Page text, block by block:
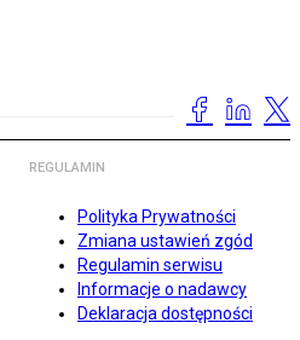
REGULAMIN
Polityka Prywatności
Zmiana ustawień zgód
Regulamin serwisu
Informacje o nadawcy
Deklaracja dostępności